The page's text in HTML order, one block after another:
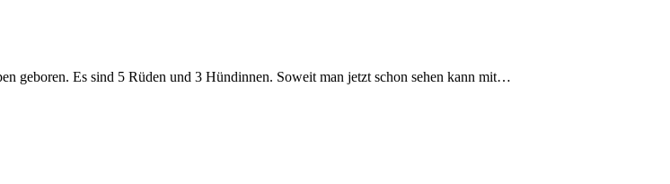
geboren. Es sind 5 Rüden und 3 Hündinnen. Soweit man jetzt schon sehen kann mit…